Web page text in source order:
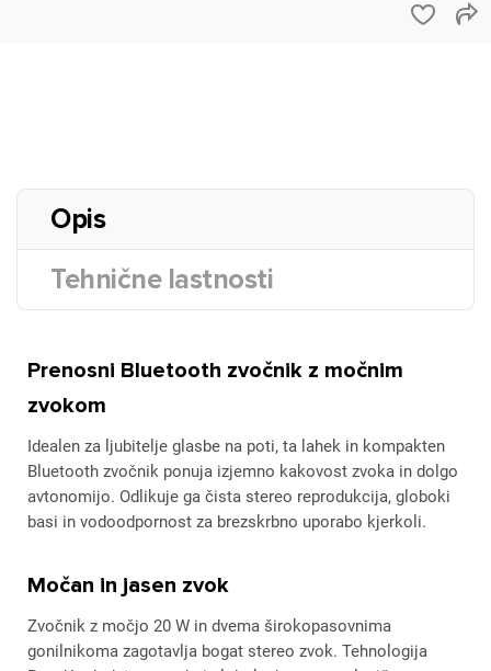
Opis
Tehnične lastnosti
Prenosni Bluetooth zvočnik z močnim
zvokom
Idealen za ljubitelje glasbe na poti, ta lahek in kompakten
Bluetooth zvočnik ponuja izjemno kakovost zvoka in dolgo
avtonomijo. Odlikuje ga čista stereo reprodukcija, globoki
basi in vodoodpornost za brezskrbno uporabo kjerkoli.
Močan in jasen zvok
Zvočnik z močjo 20 W in dvema širokopasovnima
gonilnikoma zagotavlja bogat stereo zvok. Tehnologija